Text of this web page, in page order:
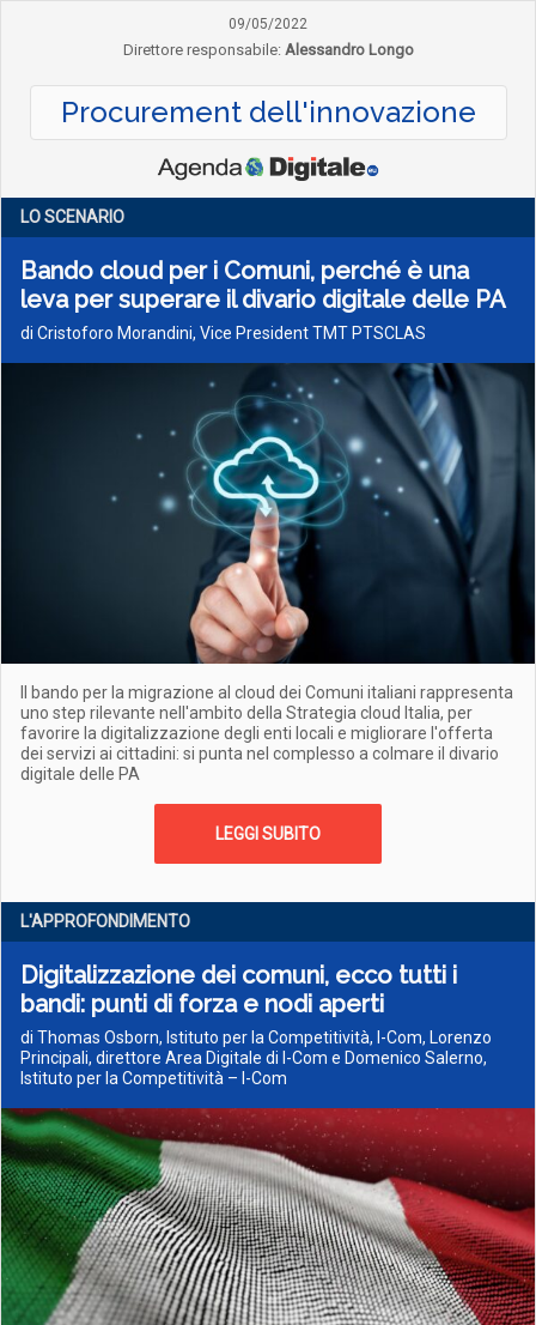
09/05/2022
Direttore responsabile: Alessandro Longo
Procurement dell'innovazione
LO SCENARIO
Bando cloud per i Comuni, perché è una
leva per superare il divario digitale delle PA
di Cristoforo Morandini, Vice President TMT PTSCLAS
Il bando per la migrazione al cloud dei Comuni italiani rappresenta
uno step rilevante nell'ambito della Strategia cloud Italia, per
favorire la digitalizzazione degli enti locali e migliorare l'offerta
dei servizi ai cittadini: si punta nel complesso a colmare il divario
digitale delle PA
LEGGI SUBITO
L'APPROFONDIMENTO
Digitalizzazione dei comuni, ecco tutti i
bandi: punti di forza e nodi aperti
di Thomas Osborn, Istituto per la Competitività, I-Com, Lorenzo
Principali, direttore Area Digitale di I-Com e Domenico Salerno,
Istituto per la Competitività – I-Com